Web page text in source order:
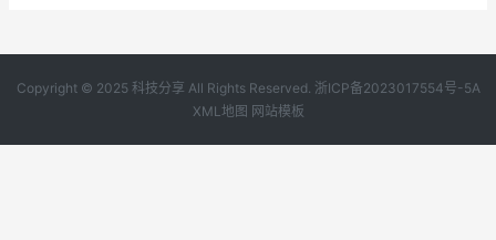
Copyright © 2025 科技分享 All Rights Reserved. 浙ICP备2023017554号-5A
XML地图 网站模板